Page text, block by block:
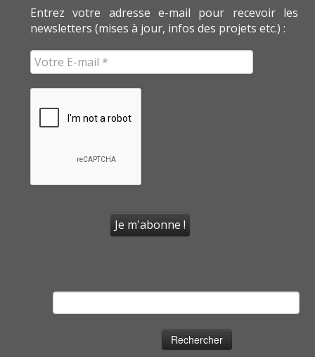
Entrez votre adresse e-mail pour recevoir les
newsletters (mises à jour, infos des projets etc.) :